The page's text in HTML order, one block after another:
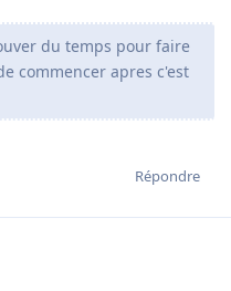
du temps pour faire
commencer apres c'est
Répondre